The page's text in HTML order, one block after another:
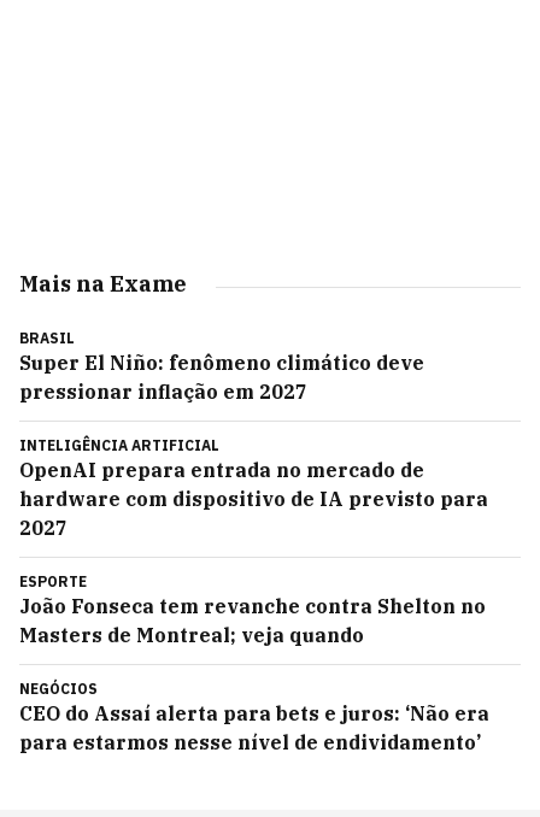
Mais na Exame
BRASIL
Super El Niño: fenômeno climático deve
pressionar inflação em 2027
INTELIGÊNCIA ARTIFICIAL
OpenAI prepara entrada no mercado de
hardware com dispositivo de IA previsto para
2027
ESPORTE
João Fonseca tem revanche contra Shelton no
Masters de Montreal; veja quando
NEGÓCIOS
CEO do Assaí alerta para bets e juros: ‘Não era
para estarmos nesse nível de endividamento’